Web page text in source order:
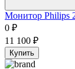
Монитор Philips
0 ₽
11 100 ₽
Купить